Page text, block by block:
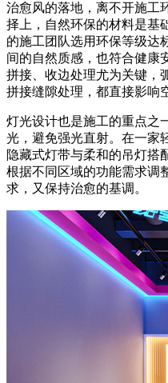
治愈风的落地，离不开施工
择上，自然环保的材料是基
的施工团队选用环保等级达
间的自然质感，也符合健康
拼接、收边处理尤为关键，
拼接缝隙处理，都直接影响
灯光设计也是施工的重点之
光，避免强光直射。在一家
隐藏式灯带与柔和的吊灯搭
根据不同区域的功能需求调
求，又保持治愈的基调。